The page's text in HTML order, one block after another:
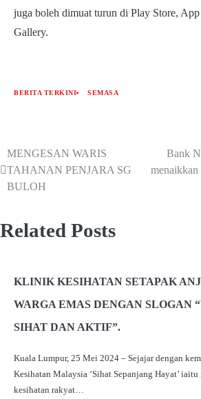
juga boleh dimuat turun di Play Store,
Gallery.
BERITA TERKINI SEMASA
MENGESAN WARIS
TAHANAN PENJARA SG
BULOH
Bank
menaikkan
Related Posts
KLINIK KESIHATAN SETAPAK
WARGA EMAS DENGAN SLOGAN
SIHAT DAN AKTIF”.
Kuala Lumpur, 25 Mei 2024 – Sejajar dengan
Kesihatan Malaysia ‘Sihat Sepanjang Hayat’
kesihatan rakyat…